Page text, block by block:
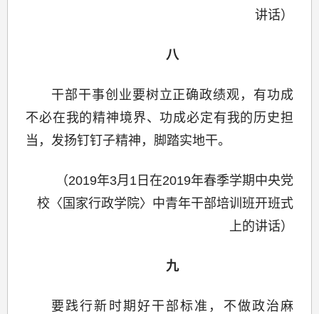
讲话）
八
干部干事创业要树立正确政绩观，有功成
不必在我的精神境界、功成必定有我的历史担
当，发扬钉钉子精神，脚踏实地干。
（2019年3月1日在2019年春季学期中央党
校〈国家行政学院〉中青年干部培训班开班式
上的讲话）
九
要践行新时期好干部标准，不做政治麻